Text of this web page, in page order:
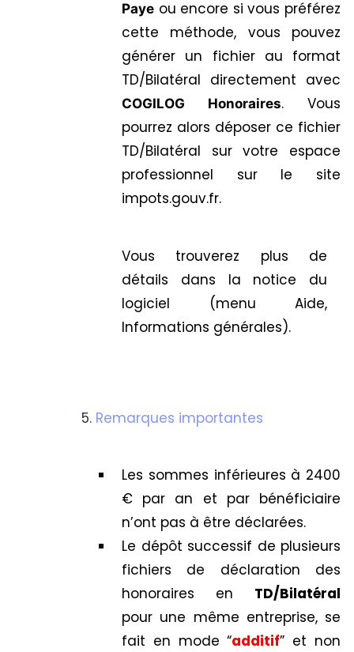
Paye ou encore si vous préférez
cette méthode, vous pouvez
générer un fichier au format
TD/Bilatéral directement avec
COGILOG Honoraires. Vous
pourrez alors déposer ce fichier
TD/Bilatéral sur votre espace
professionnel sur le site
impots.gouv.fr.
Vous trouverez plus de
détails dans la notice du
logiciel (menu Aide,
Informations générales).
Remarques importantes
Les sommes inférieures à 2400
€ par an et par bénéficiaire
n’ont pas à être déclarées.
Le dépôt successif de plusieurs
fichiers de déclaration des
honoraires en TD/Bilatéral
pour une même entreprise, se
fait en mode “additif” et non